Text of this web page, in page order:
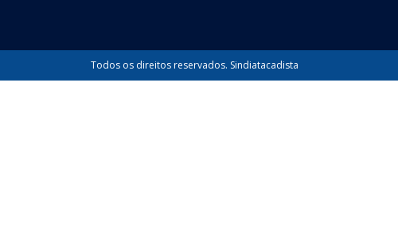
Todos os direitos reservados. Sindiatacadista